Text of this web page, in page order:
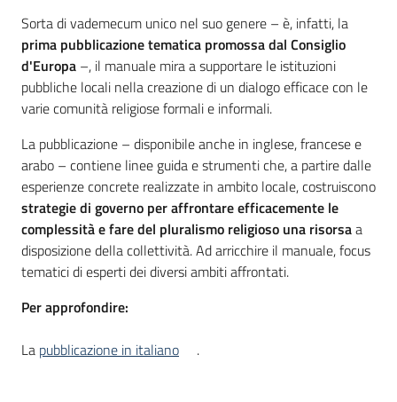
Sorta di vademecum unico nel suo genere – è, infatti, la
prima pubblicazione tematica promossa dal Consiglio
d'Europa –, il manuale mira a supportare le istituzioni
pubbliche locali nella creazione di un dialogo efficace con le
varie comunità religiose formali e informali.
La pubblicazione – disponibile anche in inglese, francese e
arabo – contiene linee guida e strumenti che, a partire dalle
esperienze concrete realizzate in ambito locale, costruiscono
strategie di governo per affrontare efficacemente le
complessità e fare del pluralismo religioso una risorsaa
disposizione della collettività. Ad arricchire il manuale, focus
tematici di esperti dei diversi ambiti affrontati.
Per approfondire:
La pubblicazione in italiano .